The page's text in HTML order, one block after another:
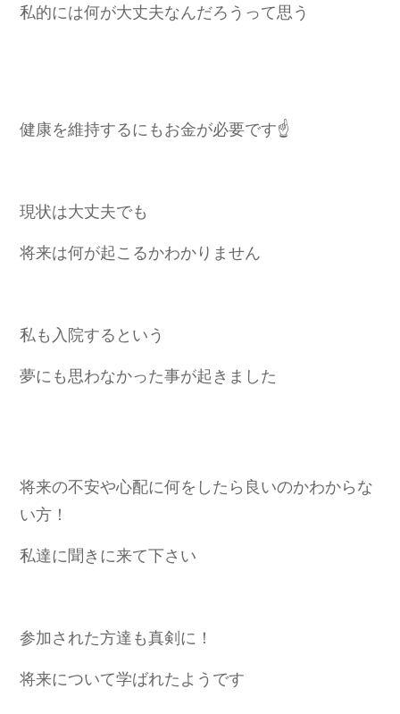
私的には何が大丈夫なんだろうって思う
健康を維持するにもお金が必要です☝️
現状は大丈夫でも
将来は何が起こるかわかりません
私も入院するという
夢にも思わなかった事が起きました
将来の不安や心配に何をしたら良いのかわからな
い方！
私達に聞きに来て下さい
参加された方達も真剣に！
将来について学ばれたようです